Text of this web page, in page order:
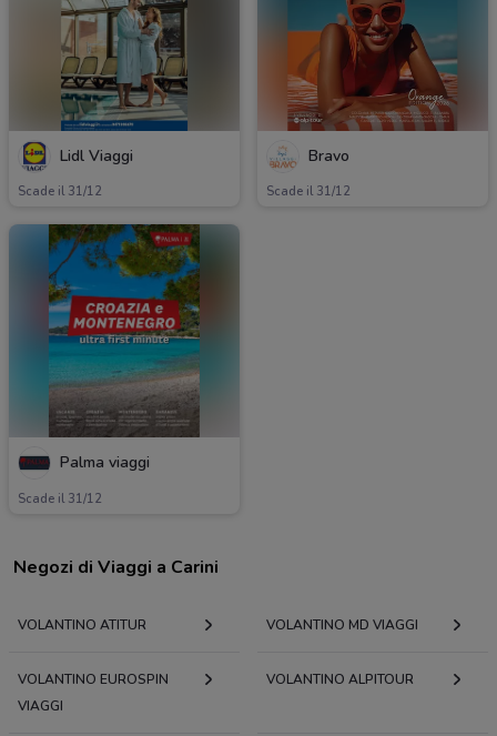
Lidl Viaggi
Scade il 31/12
Bravo
Scade il 31/12
Palma viaggi
Scade il 31/12
Negozi di Viaggi a Carini
VOLANTINO ATITUR VOLANTINO MD VIAGGI
VOLANTINO EUROSPIN
VIAGGI
VOLANTINO ALPITOUR